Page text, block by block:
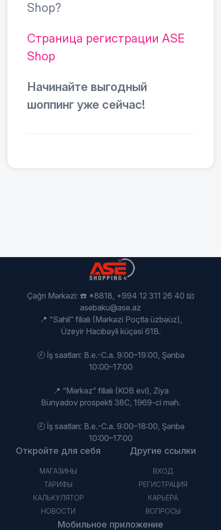
Shop?
Страница регистрации ASE
Shop
Начинайте выгодный
шоппинг уже сейчас!
Çağrı Mərkəzi: ☎️ *8818, +994 12 311 26 40 📧
asebaku@ase.az
📍 “Sahil” filialı (Mərkəzi Poçtla üzbəüz),
Üzeyir Hacıbəyli küçəsi 61B.
🕘 İş saatları: B.e.-C.a. 9:00–19:00, Şənbə
10:00–17:00
📍 “Mərkəz” filialı (KOB evi), Ziya
Bünyadov prospekti 38C, 1969-ci məh.
🕘 İş saatları: B.e.-C.a. 9:00–18:00, Şənbə
10:00–17:00
Откройте для себя
МАГАЗИНЫ
ТАРИФЫ
КАЛЬКУЛЯТОР
НОВОСТИ
Другие ссылки
ВХОД
РЕГИСТРАЦИЯ
КАРЬЕРА
ВОПРОСЫ
Мобильное приложение